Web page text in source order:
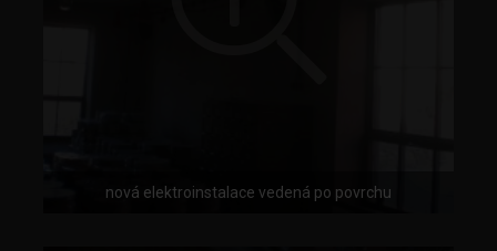
nová elektroinstalace vedená po povrchu